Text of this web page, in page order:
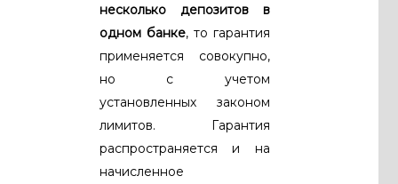
несколько депозитов в
одном банке, то гарантия
применяется совокупно,
но с учетом
установленных законом
лимитов. Гарантия
распространяется и на
начисленное